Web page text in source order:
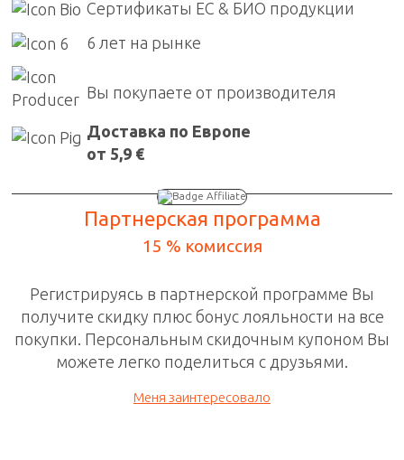
Сертификаты ЕС & БИО продукции
6 лет на рынке
Вы покупаете от производителя
Доставка по Европе
от 5,9 €
Партнерская программа
15 % комиссия
Регистрируясь в партнерской программе Вы
получите скидку плюс бонус лояльности на все
покупки. Персональным скидочным купоном Вы
можете легко поделиться с друзьями.
Меня заинтересовало